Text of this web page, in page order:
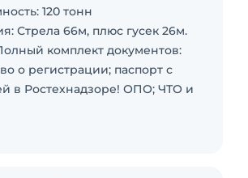
120 тонн
Стрела 66м, плюс гусек 26м.
комплект документов:
о регистрации; паспорт с
в Ростехнадзоре! ОПО; ЧТО и
граждане РФ.